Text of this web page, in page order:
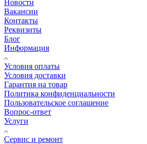
Новости
Вакансии
Контакты
Реквизиты
Блог
Информация
Условия оплаты
Условия доставки
Гарантия на товар
Политика конфиденциальности
Пользовательское соглашение
Вопрос-ответ
Услуги
Сервис и ремонт